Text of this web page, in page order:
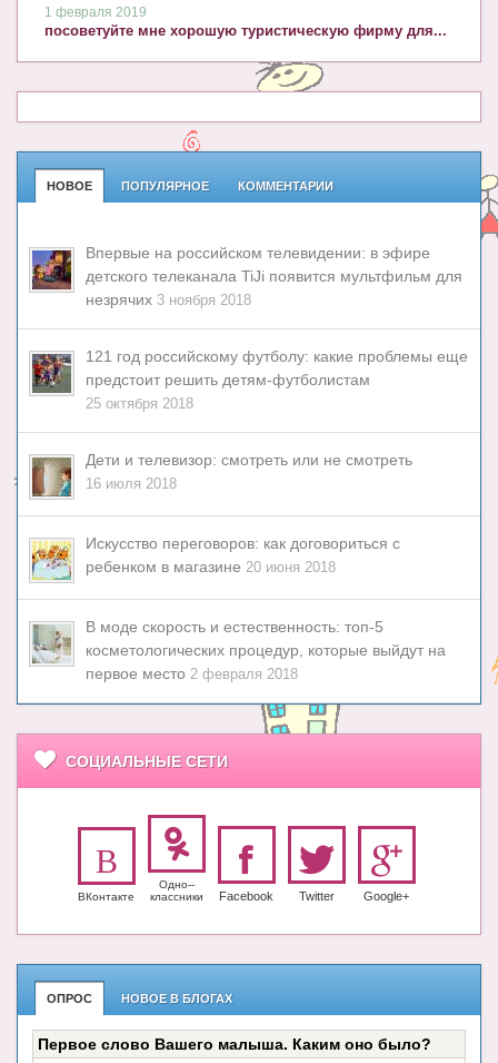
1 февраля 2019
посоветуйте мне хорошую туристическую фирму для...
НОВОЕ ПОПУЛЯРНОЕ КОММЕНТАРИИ
Впервые на российском телевидении: в эфире
детского телеканала TiJi появится мультфильм для
незрячих 3 ноября 2018
121 год российскому футболу: какие проблемы еще
предстоит решить детям-футболистам
25 октября 2018
Дети и телевизор: смотреть или не смотреть
16 июля 2018
Искусство переговоров: как договориться с
ребенком в магазине 20 июня 2018
В моде скорость и естественность: топ-5
косметологических процедур, которые выйдут на
первое место 2 февраля 2018
СОЦИАЛЬНЫЕ СЕТИ
ВКонтакте
Одно-­
класс­ники
Facebook Twitter Google+
ОПРОС НОВОЕ В БЛОГАХ